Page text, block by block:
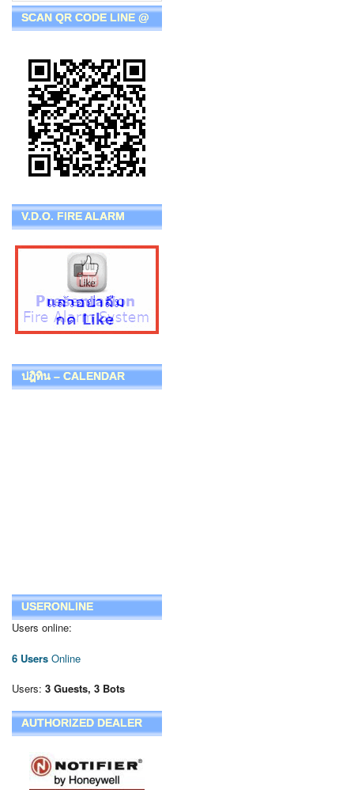
SCAN QR CODE LINE @
V.D.O. FIRE ALARM
ปฎิทิน – CALENDAR
USERONLINE
Users online:
6 Users Online
Users: 3 Guests, 3 Bots
AUTHORIZED DEALER